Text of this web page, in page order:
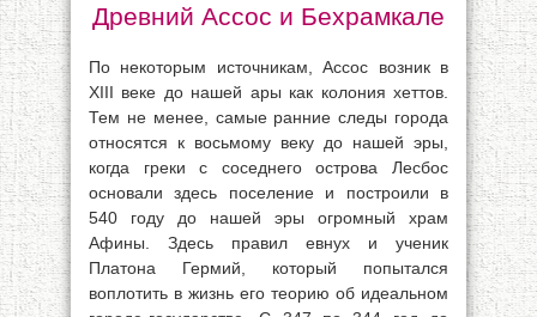
Древний Ассос и Бехрамкале
По некоторым источникам, Ассос возник в
XIII веке до нашей ары как колония хеттов.
Тем не менее, самые ранние следы города
относятся к восьмому веку до нашей эры,
когда греки с соседнего острова Лесбос
основали здесь поселение и построили в
540 году до нашей эры огромный храм
Афины. Здесь правил евнух и ученик
Платона Гермий, который попытался
воплотить в жизнь его теорию об идеальном